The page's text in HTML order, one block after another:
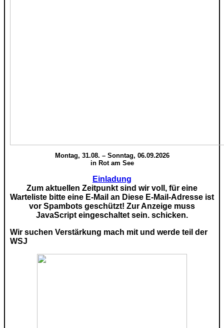
Montag, 31.08. – Sonntag, 06.09.2026
in Rot am See
Einladung
Zum aktuellen Zeitpunkt sind wir voll, für eine
Warteliste bitte eine E-Mail an Diese E-Mail-Adresse ist
vor Spambots geschützt! Zur Anzeige muss
JavaScript eingeschaltet sein. schicken.
Wir suchen Verstärkung mach mit und werde teil der
WSJ